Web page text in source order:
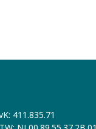
411.835.71